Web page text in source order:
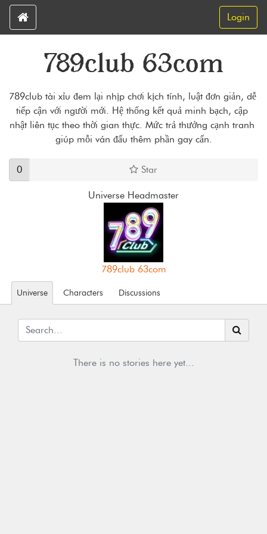
Login
789club 63com
789club tài xỉu đem lại nhịp chơi kịch tính, luật đơn giản, dễ
tiếp cận với người mới. Hệ thống kết quả minh bạch, cập
nhật liên tục theo thời gian thực. Mức trả thưởng cạnh tranh
giúp mỗi ván đấu thêm phần gay cấn.
0 Star
Universe Headmaster
789club 63com
Universe Characters Discussions
There is no stories here yet...